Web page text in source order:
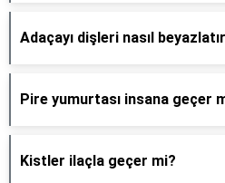
Adaçayı dişleri nasıl
Pire yumurtası insana geçer
Kistler ilaçla geçer mi?